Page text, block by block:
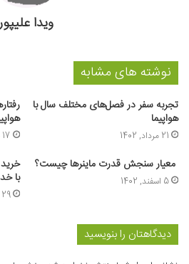
ویدا
نوشته های مشابه
تجربه سفر در فصل‌های مختلف سال با
هواپیما
21 مرداد, 1402 17 مرداد, 1402
معیار سنجش قدرت ماینرها چیست؟
5 اسفند, 1402 با
29 آبان, 1402
دیدگاهتان را بنویسید